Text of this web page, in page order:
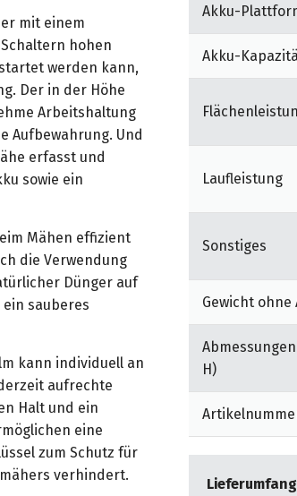
mit einem
hohen
werden kann,
Der in der Höhe
Arbeitshaltung
Aufbewahrung. Und
erfasst und
sowie ein
Mähen effizient
die Verwendung
Dünger auf
sauberes
kann individuell an
aufrechte
Halt und ein
eine
zum Schutz für
verhindert.
Akku-
Akku-
Laufleistung
Sonstiges
Gewicht ohne
H)
Lieferumfang